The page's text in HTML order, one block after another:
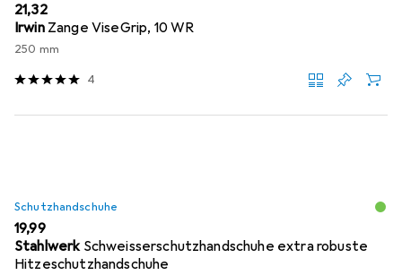
EUR
21,32
Irwin Zange ViseGrip, 10 WR
250 mm
4
Schutzhandschuhe
EUR
19,99
Stahlwerk Schweisserschutzhandschuhe extra robuste
Hitzeschutzhandschuhe